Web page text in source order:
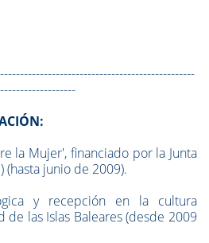
la Mujer', financiado por la Junta
(hasta junio de 2009).
y recepción en la cultura
de las Islas Baleares (desde 2009